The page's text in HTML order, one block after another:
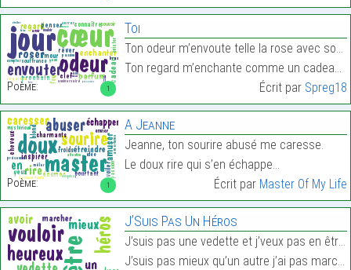
1
Poème:
Toi
Ton odeur m’envoute telle la rose avec son parfum
Ton regard m’enchante comme un cadeau que l’on fai…
Écrit par Spreg18
1
Poème:
A Jeanne
Jeanne, ton sourire abusé me caresse.
Le doux rire qui s’en échappe…
Écrit par Master Of My Life
J’Suis Pas Un Héros
J’suis pas une vedette et j’veux pas en être une
J’suis pas mieux qu’un autre j’ai pas marché sur l…